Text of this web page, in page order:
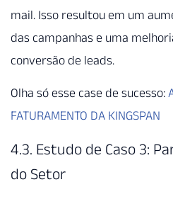
mail. Isso resultou em um
das campanhas e uma
conversão de leads.
Olha só esse case de sucesso:
FATURAMENTO DA KINGSPAN
4.3. Estudo de Caso 3:
do Setor